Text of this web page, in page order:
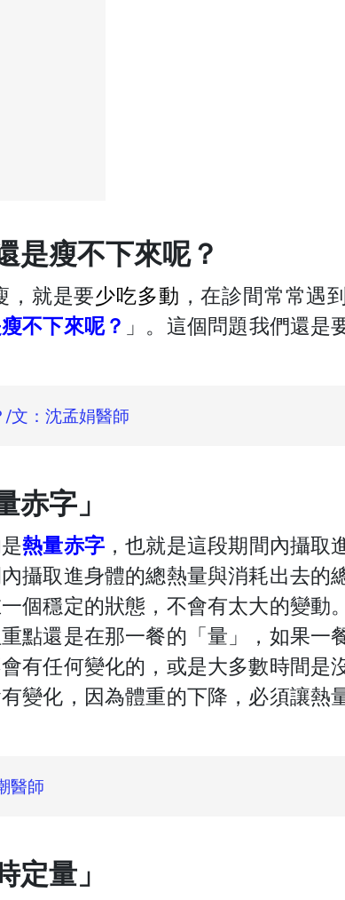
是瘦不下來呢？
，就是要少吃多動 ，在診間常常遇
不下來呢？ 」。這個問題我們還是
文：沈孟娟醫師
赤字」
熱量赤字，也就是這段期間內攝取
攝取進身體的總熱量與消耗出去的
個穩定的狀態，不會有太大的變動。
點還是在那一餐的「量」，如果一
有任何變化的，或是大多數時間是
變化，因為體重的下降，必須讓熱
醫師
定量」